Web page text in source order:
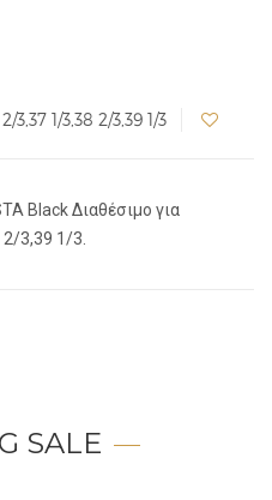
3,37 1/3,38 2/3,39 1/3
Black Διαθέσιμο για
3,39 1/3.
SALE